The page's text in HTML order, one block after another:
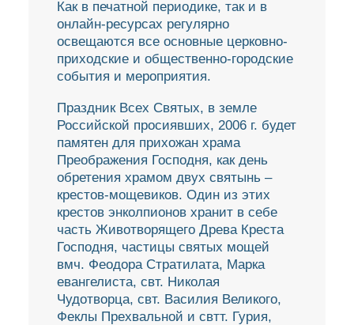
Как в печатной периодике, так и в
онлайн-ресурсах регулярно
освещаются все основные церковно-
приходские и общественно-городские
события и мероприятия.
Праздник Всех Святых, в земле
Российской просиявших, 2006 г. будет
памятен для прихожан храма
Преображения Господня, как день
обретения храмом двух святынь –
крестов-мощевиков. Один из этих
крестов энколпионов хранит в себе
часть Животворящего Древа Креста
Господня, частицы святых мощей
вмч. Феодора Стратилата, Марка
евангелиста, свт. Николая
Чудотворца, свт. Василия Великого,
Феклы Прехвальной и свтт. Гурия,